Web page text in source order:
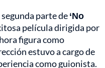
parte de‘No
película dirigida por
figura como
estuvo a cargo de
como guionista.